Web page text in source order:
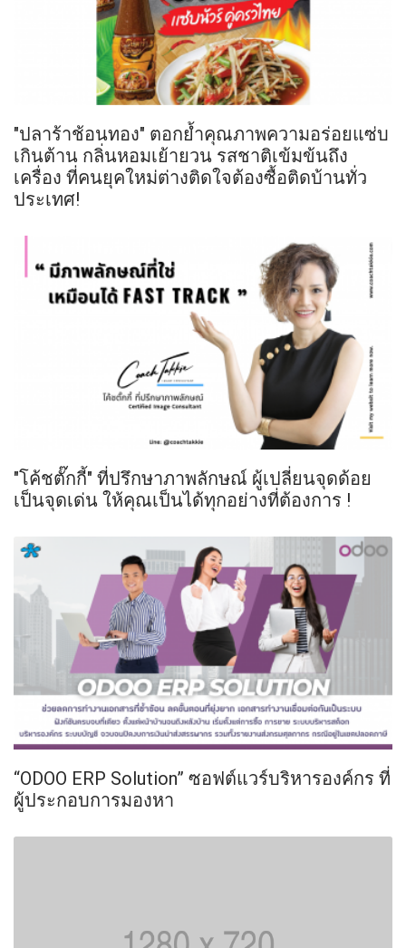
"ปลาร้าช้อนทอง" ตอกย้ำคุณภาพความอร่อยแซ่บ
เกินต้าน กลิ่นหอมเย้ายวน รสชาติเข้มข้นถึง
เครื่อง ที่คนยุคใหม่ต่างติดใจต้องซื้อติดบ้านทั่ว
ประเทศ!
"โค้ชตั๊กกี้" ที่ปรึกษาภาพลักษณ์ ผู้เปลี่ยนจุดด้อย
เป็นจุดเด่น ให้คุณเป็นได้ทุกอย่างที่ต้องการ !
“ODOO ERP Solution” ซอฟต์แวร์บริหารองค์กร ที่
ผู้ประกอบการมองหา